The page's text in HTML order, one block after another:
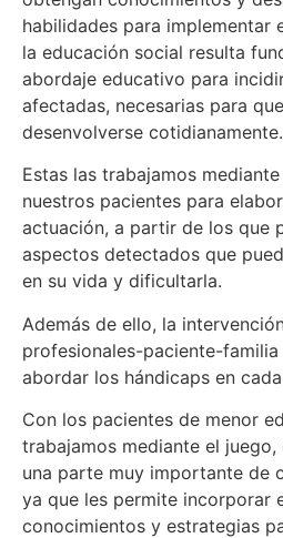
habilidades para implementar
la educación social resulta
abordaje educativo para
afectadas, necesarias para
desenvolverse cotidianamente.
Estas las trabajamos
nuestros pacientes para
actuación, a partir de los que
aspectos detectados que
en su vida y dificultarla.
Además de ello, la
profesionales-paciente-
abordar​ los hándicaps en
Con los pacientes de menor
trabajamos mediante el
una parte muy importante de
ya que les permite incorporar
conocimientos y estrategias